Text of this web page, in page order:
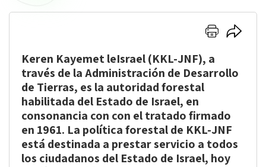
Hacer
aquí
para
imprimir
Hacer
para
Keren Kayemet leIsrael (KKL-JNF), a
través de la Administración de Desarrollo
de Tierras, es la autoridad forestal
habilitada del Estado de Israel, en
consonancia con con el tratado firmado
en 1961. La política forestal de KKL-JNF
está destinada a prestar servicio a todos
los ciudadanos del Estado de Israel, hoy